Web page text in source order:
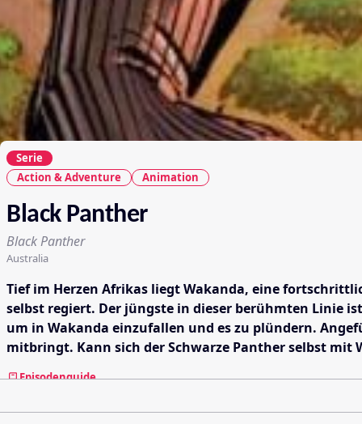
Serie
Action & Adventure
Animation
Black Panther
Black Panther
Australia
Tief im Herzen Afrikas liegt Wakanda, eine
selbst regiert. Der jüngste in dieser berühmten Linie
um in Wakanda einzufallen und es zu plündern.
mitbringt. Kann sich der Schwarze Panther selbst mit
Episodenguide